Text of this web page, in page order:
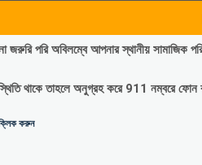
কোনো জরুরি পরি অবিলম্বে আপনার স্থানীয়
থাকে তাহলে অনুগ্রহ করে 911 নম্বরে
করুন